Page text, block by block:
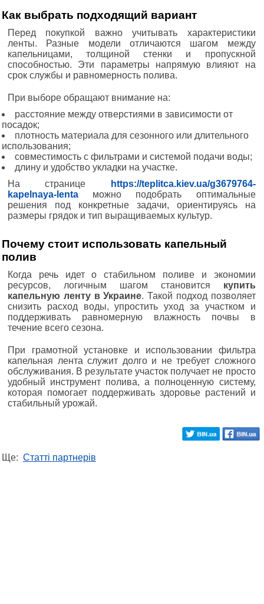
Как выбрать подходящий вариант
Перед покупкой важно учитывать характеристики
ленты. Разные модели отличаются шагом между
капельницами, толщиной стенки и пропускной
способностью. Эти параметры напрямую влияют на
срок службы и равномерность полива.
При выборе обращают внимание на:
расстояние между отверстиями в зависимости от
посадок;
плотность материала для сезонного или длительного
использования;
совместимость с фильтрами и системой подачи воды;
длину и удобство укладки на участке.
На странице
https://teplitca.kiev.ua/g3679764-
kapelnaya-lenta можно подобрать оптимальные
решения под конкретные задачи, ориентируясь на
размеры грядок и тип выращиваемых культур.
Почему стоит использовать капельный
полив
Когда речь идет о стабильном поливе и экономии
ресурсов, логичным шагом становится купить
капельную ленту в Украине. Такой подход позволяет
снизить расход воды, упростить уход за участком и
поддерживать равномерную влажность почвы в
течение всего сезона.
При грамотной установке и использовании фильтра
капельная лента служит долго и не требует сложного
обслуживания. В результате участок получает не просто
удобный инструмент полива, а полноценную систему,
которая помогает поддерживать здоровье растений и
стабильный урожай.
Ще: Статті партнерів